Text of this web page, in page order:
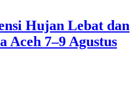
Hujan Lebat dan
Aceh 7–9 Agustus